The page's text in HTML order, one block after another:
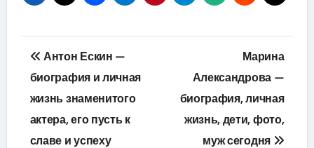
Навигация
по
записям
Антон Ескин —
биография и личная
жизнь знаменитого
актера, его пусть к
славе и успеху
Марина
Александрова —
биография, личная
жизнь, дети, фото,
муж сегодня